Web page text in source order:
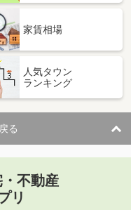
家賃相場
人気タウン
ランキング
る
不動産
リ